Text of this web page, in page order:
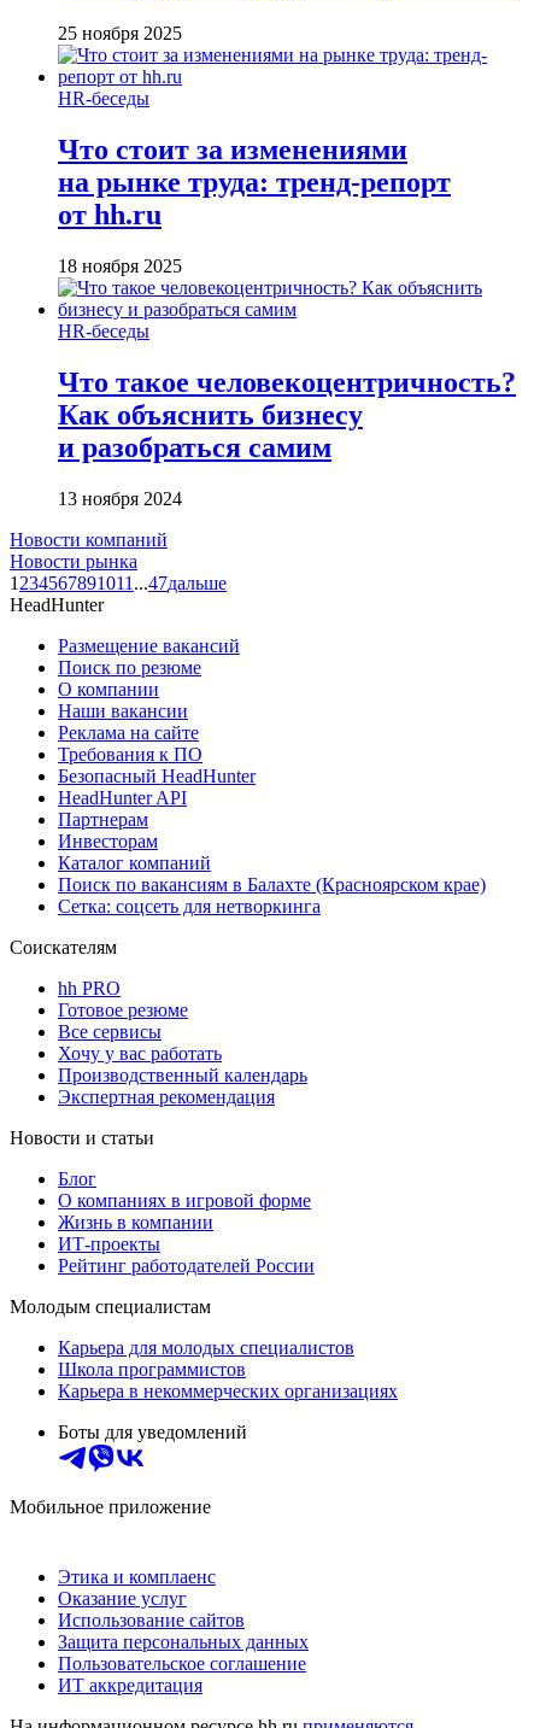
25 ноября 2025
HR-беседы
Что стоит за изменениями
на рынке труда: тренд-репорт
от hh.ru
18 ноября 2025
HR-беседы
Что такое человеко­центричность?
Как объяснить бизнесу
и разобраться самим
13 ноября 2024
Новости компаний
Новости рынка
1 234567891011 ...47дальше
HeadHunter
Размещение вакансий
Поиск по резюме
О компании
Наши вакансии
Реклама на сайте
Требования к ПО
Безопасный HeadHunter
HeadHunter API
Партнерам
Инвесторам
Каталог компаний
Поиск по вакансиям в Балахте (Красноярском крае)
Сетка: соцсеть для нетворкинга
Соискателям
hh PRO
Готовое резюме
Все сервисы
Хочу у вас работать
Производственный календарь
Экспертная рекомендация
Новости и статьи
Блог
О компаниях в игровой форме
Жизнь в компании
ИТ-проекты
Рейтинг работодателей России
Молодым специалистам
Карьера для молодых специалистов
Школа программистов
Карьера в некоммерческих организациях
Боты для уведомлений
Мобильное приложение
Этика и комплаенс
Оказание услуг
Использование сайтов
Защита персональных данных
Пользовательское соглашение
ИТ аккредитация